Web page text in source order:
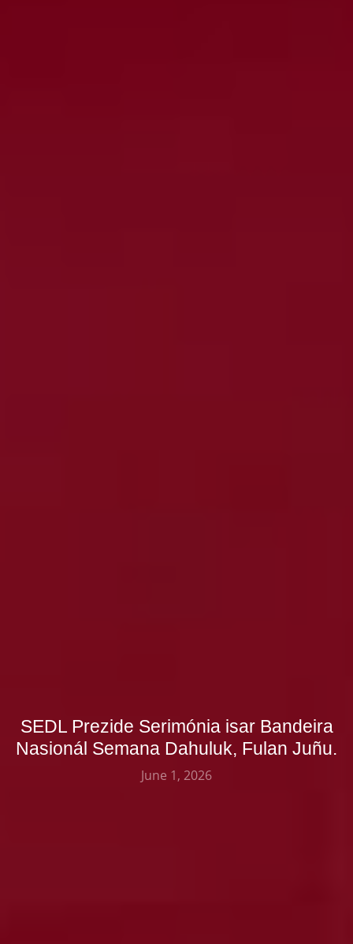
SEDL Prezide Serimónia isar Bandeira
Nasionál Semana Dahuluk, Fulan Juñu.
June 1, 2026